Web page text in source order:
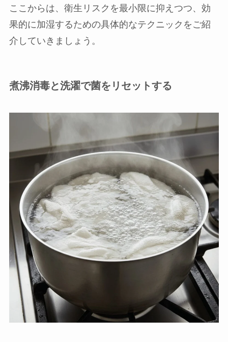
ここからは、衛生リスクを最小限に抑えつつ、効
果的に加湿するための具体的なテクニックをご紹
介していきましょう。
煮沸消毒と洗濯で菌をリセットする